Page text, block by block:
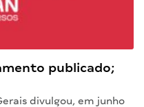
publicado;
divulgou, em junho